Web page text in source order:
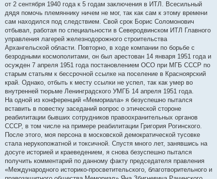
от 2 сентября 1940 года к 5 годам заключения в ИТЛ. Всесильный
дядя помочь племяннику ничем не мог, так как сам к этому времени
сам находился под следствием. Свой срок Борис Соломонович
отбывал, работая по специальности в Северодвинском ИТЛ Главного
управления лагерей железнодорожного строительства
Архангельской области. Повторно, в ходе компании по борьбе с
безродными космополитами, он был арестован 14 января 1951 года и
осужден 7 апреля 1951 года постановлением ОСО при МГБ СССР по
старым статьям к бессрочной ссылке на поселение в Красноярский
край. Однако, отбыть к месту ссылки не успел, так как умер во
внутренней тюрьме Ленинградского УМГБ 14 апреля 1951 года.
На одной из конференций «Мемориала» я безуспешно пытался
вставить в повестку заседаний вопрос о этической стороне
реабилитации бывших сотрудников правоохранительных органов
СССР, в том числе на примере реабилитации Григория Рогинского.
После этого, моя персона в московской демократической тусовке
стала нерукопожатной и токсичной. Спустя много лет, занявшись на
досуге историей и краеведением, я снова безуспешно пытался
получить комментарий по данному факту председателя правления
«Международного историко-просветительского, благотворительного и